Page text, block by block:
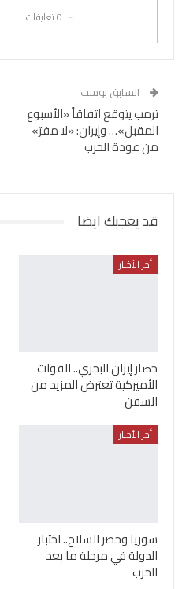
0 تعليقات
السابق بوست
ترمب يتوقع اتفاقاً «الأسبوع
المقبل»… وإيران: «لا مفرّ»
من عودة الحرب
قد يعجبك ايضا
أخر الأخبار
حصار إيران البحري.. القوات
الأميركية تعترض المزيد من
السفن
أخر الأخبار
سوريا وحصر السلاح.. اختبار
الدولة في مرحلة ما بعد
الحرب